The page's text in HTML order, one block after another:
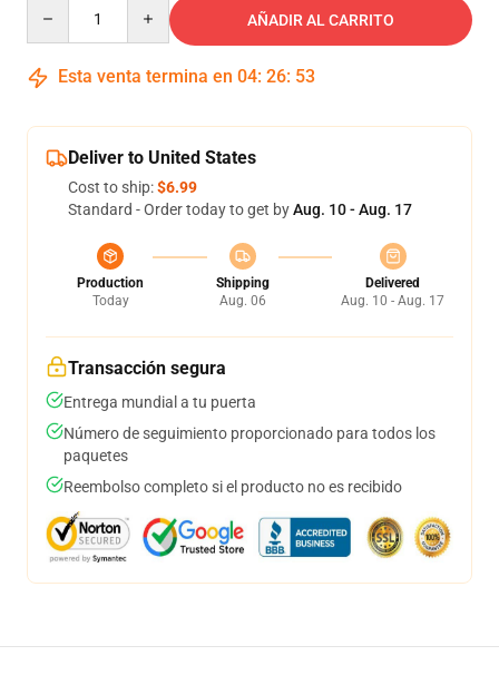
AÑADIR AL CARRITO
Esta venta termina en 04: 26: 52
Deliver to United States
Cost to ship:$6.99
Standard - Order today to get byAug. 10 - Aug. 17
Production
Today
Shipping
Aug. 06
Delivered
Aug. 10 - Aug. 17
Transacción segura
Entrega mundial a tu puerta
Número de seguimiento proporcionado para todos los
paquetes
Reembolso completo si el producto no es recibido